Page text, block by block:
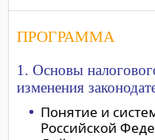
ПРОГРАММА
1. Основы
изменения
Понятие и
Российской